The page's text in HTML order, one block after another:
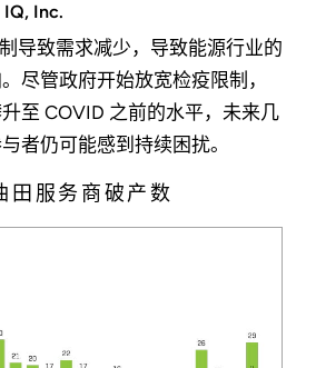
IQ, Inc.
导致需求减少，导致能源行业的
尽管政府开始放宽检疫限制，
至 COVID 之前的水平，未来几
者仍可能感到持续困扰。
田服务商破产数